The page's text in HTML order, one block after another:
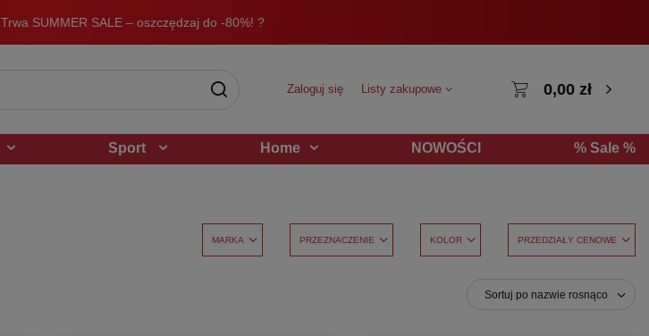
Trwa SUMMER SALE – oszczędzaj do -80%! ?
Zaloguj się Listy zakupowe 0,00 zł
Sport Home NOWOŚCI % Sale %
MARKA PRZEZNACZENIE KOLOR PRZEDZIAŁY CENOWE
Sortuj po nazwie rosnąco